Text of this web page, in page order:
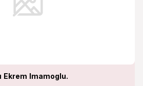
Imamoglu.